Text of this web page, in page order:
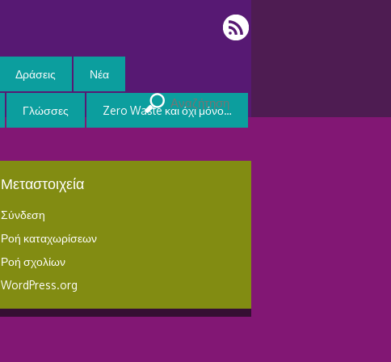
Δράσεις Νέα
Γλώσσες Zero Waste και όχι μόνο…
Μεταστοιχεία
Σύνδεση
Ροή καταχωρίσεων
Ροή σχολίων
WordPress.org